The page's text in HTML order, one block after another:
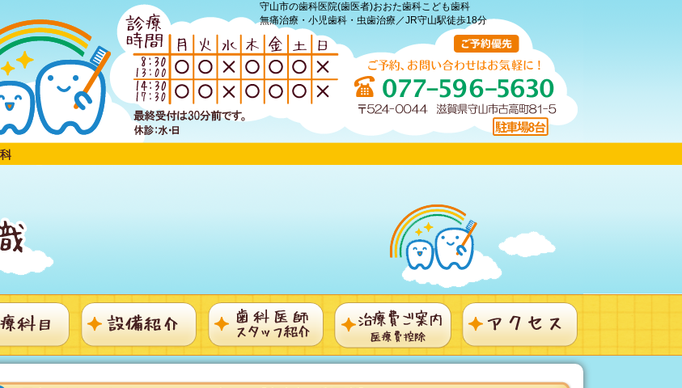
守山市の歯科医院(歯医者)おおた歯科こども歯科
無痛治療・小児歯科・虫歯治療／JR守山駅徒歩18分